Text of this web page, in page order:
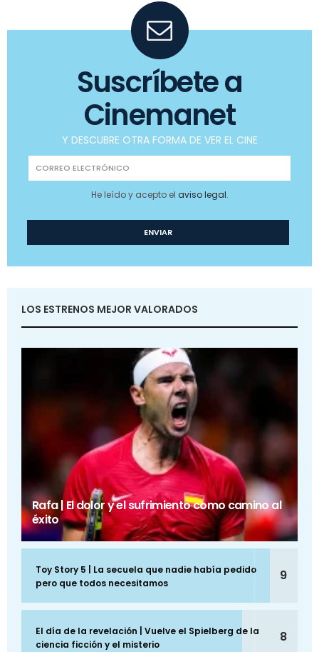
Suscríbete a
Cinemanet
Y DESCUBRE OTRA FORMA DE VER EL CINE
He leído y acepto el aviso legal.
LOS ESTRENOS MEJOR VALORADOS
Rafa | El dolor y el sufrimiento como camino al
éxito
Toy Story 5 | La secuela que nadie había pedido
pero que todos necesitamos
9
El día de la revelación | Vuelve el Spielberg de la
ciencia ficción y el misterio
8